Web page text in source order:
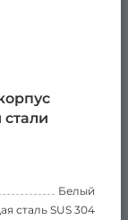
Белый
сталь SUS 304